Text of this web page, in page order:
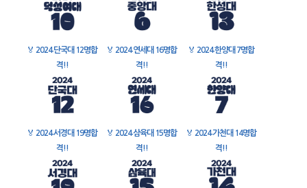
🏅 2024 단국대 12명합
격!!
🏅 2024 연세대 16명합
격!!
🏅 2024 한양대 7명합
격!!
🏅 2024 서경대 19명합
격!!
🏅 2024 삼육대 15명합
격!!
🏅 2024 가천대 14명합
격!!